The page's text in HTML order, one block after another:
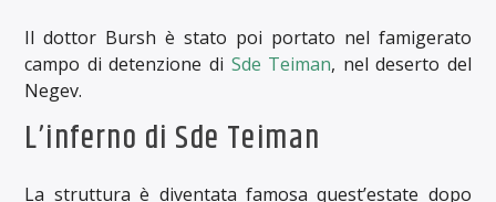
Il dottor Bursh è stato poi portato nel famigerato
campo di detenzione di Sde Teiman, nel deserto del
Negev.
L’inferno di Sde Teiman
La struttura è diventata famosa quest’estate dopo